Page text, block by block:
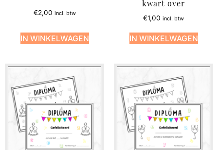
€2,00 incl. btw
IN WINKELWAGEN
kwart over
€1,00 incl. btw
IN WINKELWAGEN